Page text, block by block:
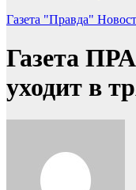
Газета "Правда"
Газета
уходит в